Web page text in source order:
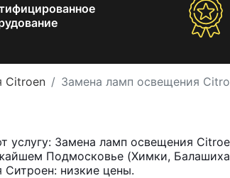
Citroen Замена ламп освещения
Замена ламп освещения
Подмосковье (Химки,
низкие цены.